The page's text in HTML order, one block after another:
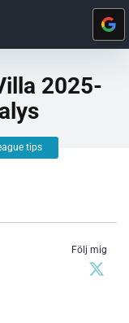
2025-
tips
Följ mig